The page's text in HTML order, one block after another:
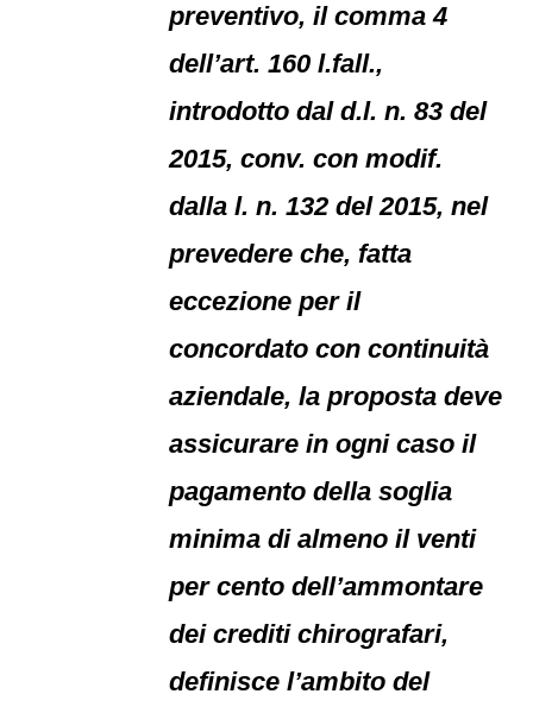
preventivo, il comma 4
dell’art. 160 l.fall.,
introdotto dal d.l. n. 83 del
2015, conv. con modif.
dalla l. n. 132 del 2015, nel
prevedere che, fatta
eccezione per il
concordato con continuità
aziendale, la proposta deve
assicurare in ogni caso il
pagamento della soglia
minima di almeno il venti
per cento dell’ammontare
dei crediti chirografari,
definisce l’ambito del